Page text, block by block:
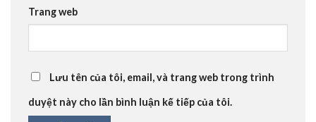
Trang web
Lưu tên của tôi, email, và trang web trong trình
duyệt này cho lần bình luận kế tiếp của tôi.